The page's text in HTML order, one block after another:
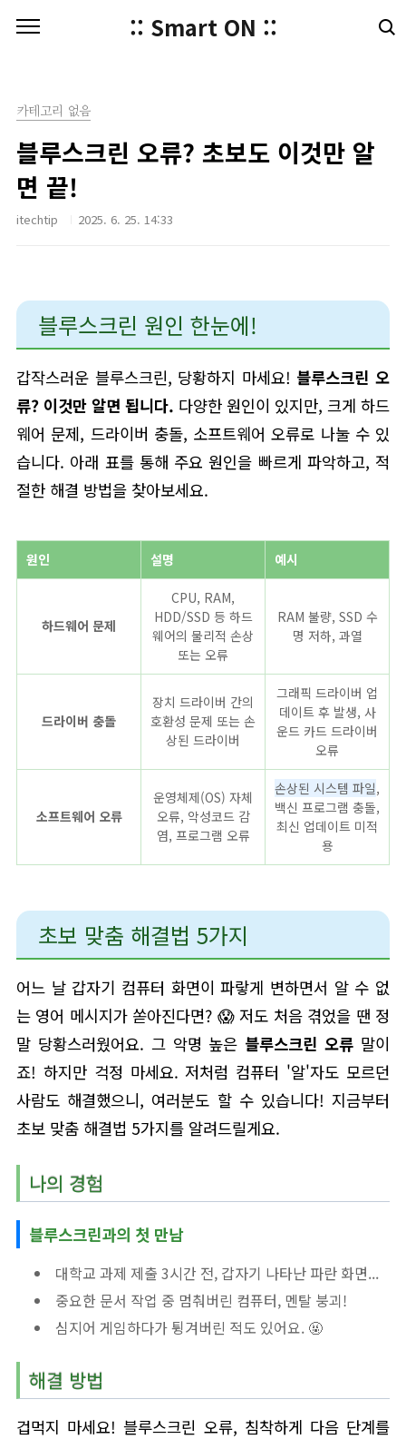
:: Smart ON ::
카테고리 없음
블루스크린 오류? 초보도 이것만 알
면 끝!
itechtip 2025. 6. 25. 14:33
블루스크린 원인 한눈에!
갑작스러운 블루스크린, 당황하지 마세요! 블루스크린 오
류? 이것만 알면 됩니다. 다양한 원인이 있지만, 크게 하드
웨어 문제, 드라이버 충돌, 소프트웨어 오류로 나눌 수 있
습니다. 아래 표를 통해 주요 원인을 빠르게 파악하고, 적
절한 해결 방법을 찾아보세요.
원인 설명 예시
하드웨어 문제
CPU, RAM,
HDD/SSD 등 하드
웨어의 물리적 손상
또는 오류
RAM 불량, SSD 수
명 저하, 과열
드라이버 충돌
장치 드라이버 간의
호환성 문제 또는 손
상된 드라이버
그래픽 드라이버 업
데이트 후 발생, 사
운드 카드 드라이버
오류
소프트웨어 오류
운영체제(OS) 자체
오류, 악성코드 감
염, 프로그램 오류
손상된 시스템 파일,
백신 프로그램 충돌,
최신 업데이트 미적
용
초보 맞춤 해결법 5가지
어느 날 갑자기 컴퓨터 화면이 파랗게 변하면서 알 수 없
는 영어 메시지가 쏟아진다면? 😱 저도 처음 겪었을 땐 정
말 당황스러웠어요. 그 악명 높은 블루스크린 오류 말이
죠! 하지만 걱정 마세요. 저처럼 컴퓨터 '알'자도 모르던
사람도 해결했으니, 여러분도 할 수 있습니다! 지금부터
초보 맞춤 해결법 5가지를 알려드릴게요.
나의 경험
블루스크린과의 첫 만남
대학교 과제 제출 3시간 전, 갑자기 나타난 파란 화면...
중요한 문서 작업 중 멈춰버린 컴퓨터, 멘탈 붕괴!
심지어 게임하다가 튕겨버린 적도 있어요. 🤬
해결 방법
겁먹지 마세요! 블루스크린 오류, 침착하게 다음 단계를